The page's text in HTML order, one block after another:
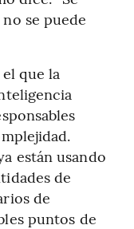
se puede
que la
están usando
de
de
puntos de